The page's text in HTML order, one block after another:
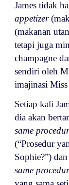
James tidak
appetizer
(makanan
tetapi juga
champagne
sendiri oleh
imajinasi
Setiap kali
dia akan
same
(“Prosedur
Sophie?”)
same